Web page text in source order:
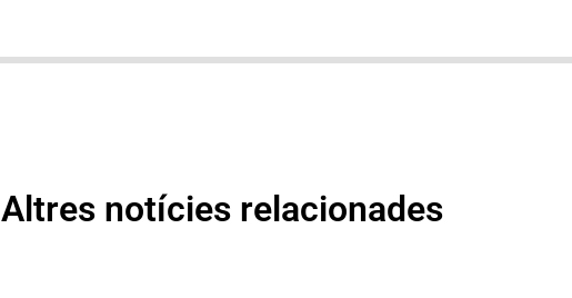
Altres notícies relacionades